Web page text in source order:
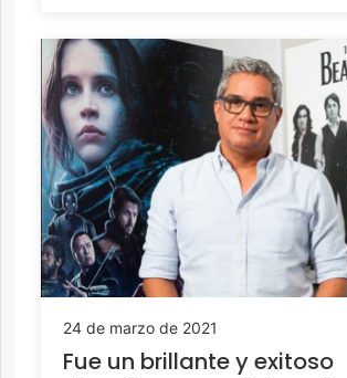
24 de marzo de 2021
Fue un brillante y exitoso